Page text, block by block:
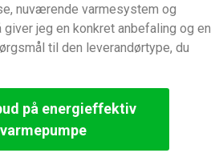
nuværende varmesystem og
jeg en konkret anbefaling og en
til den leverandørtype, du
på energieffektiv
varmepumpe